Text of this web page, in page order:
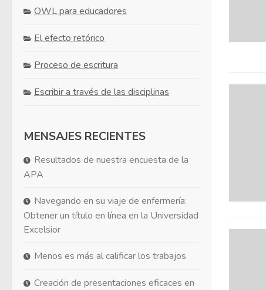
OWL para educadores
El efecto retórico
Proceso de escritura
Escribir a través de las disciplinas
MENSAJES RECIENTES
Resultados de nuestra encuesta de la
APA
Navegando en su viaje de enfermería:
Obtener un título en línea en la Universidad
Excelsior
Menos es más al calificar los trabajos
Creación de presentaciones eficaces en